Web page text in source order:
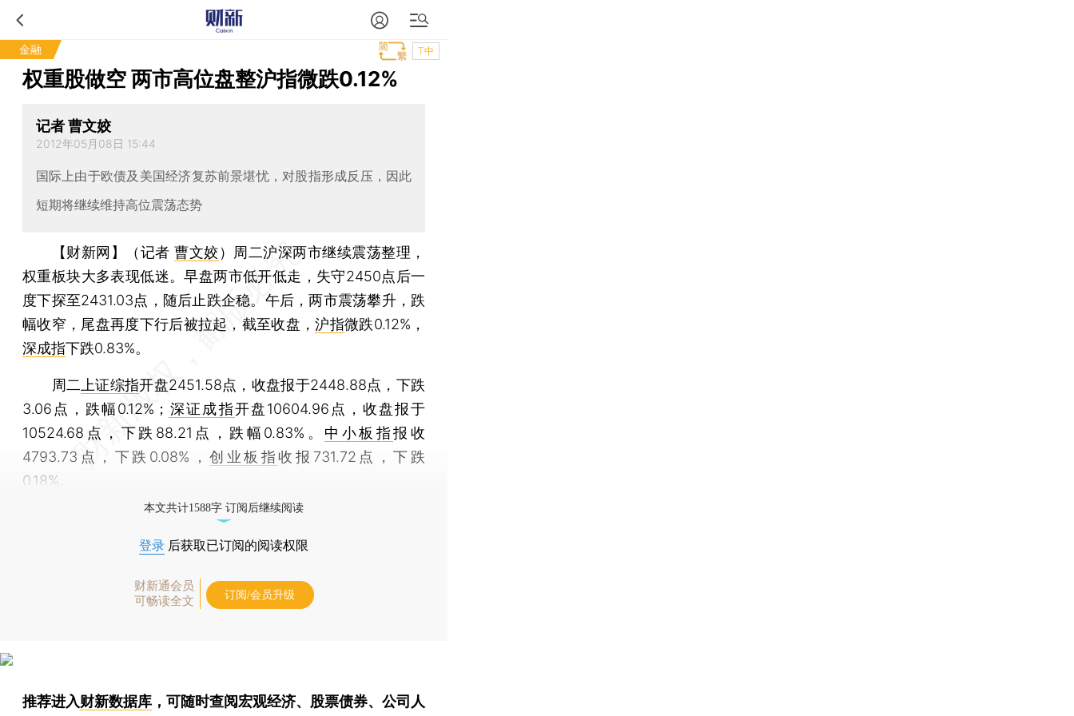
金融 T中
权重股做空 两市高位盘整沪指微跌0.12%
记者 曹文姣
2012年05月08日 15:44
国际上由于欧债及美国经济复苏前景堪忧，对股指形成反压，因此
短期将继续维持高位震荡态势
【财新网】（记者曹文姣） 周二沪深两市继续震荡整理，
权重板块大多表现低迷。早盘两市低开低走，失守2450点后一
度下探至2431.03点，随后止跌企稳。午后，两市震荡攀升，跌
幅收窄，尾盘再度下行后被拉起，截至收盘，沪指微跌0.12%，
深成指下跌0.83%。
周二 上证综指开盘2451.58点，收盘报于2448.88点，下跌
3.06点，跌幅0.12%； 深证成指开盘10604.96点，收盘报于
10524.68点，下跌88.21点，跌幅0.83%。 中小板指报收
4793.73点，下跌0.08%，创业板指收报731.72点，下跌
0.18%。
本文共计1588字 订阅后继续阅读
登录 后获取已订阅的阅读权限
财新通会员
可畅读全文
订阅/会员升级
推荐进入财新数据库 ，可随时查阅宏观经济、股票债券、公司人